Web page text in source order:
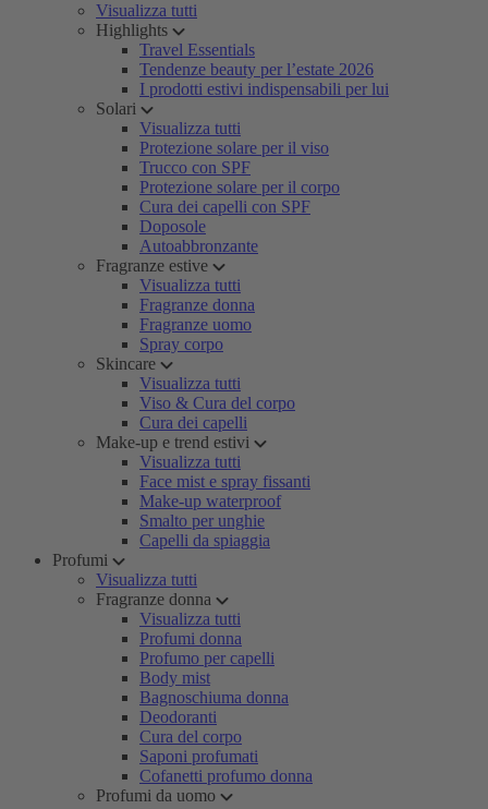
Visualizza tutti
Highlights
Travel Essentials
Tendenze beauty per l’estate 2026
I prodotti estivi indispensabili per lui
Solari
Visualizza tutti
Protezione solare per il viso
Trucco con SPF
Protezione solare per il corpo
Cura dei capelli con SPF
Doposole
Autoabbronzante
Fragranze estive
Visualizza tutti
Fragranze donna
Fragranze uomo
Spray corpo
Skincare
Visualizza tutti
Viso & Cura del corpo
Cura dei capelli
Make-up e trend estivi
Visualizza tutti
Face mist e spray fissanti
Make-up waterproof
Smalto per unghie
Capelli da spiaggia
Profumi
Visualizza tutti
Fragranze donna
Visualizza tutti
Profumi donna
Profumo per capelli
Body mist
Bagnoschiuma donna
Deodoranti
Cura del corpo
Saponi profumati
Cofanetti profumo donna
Profumi da uomo